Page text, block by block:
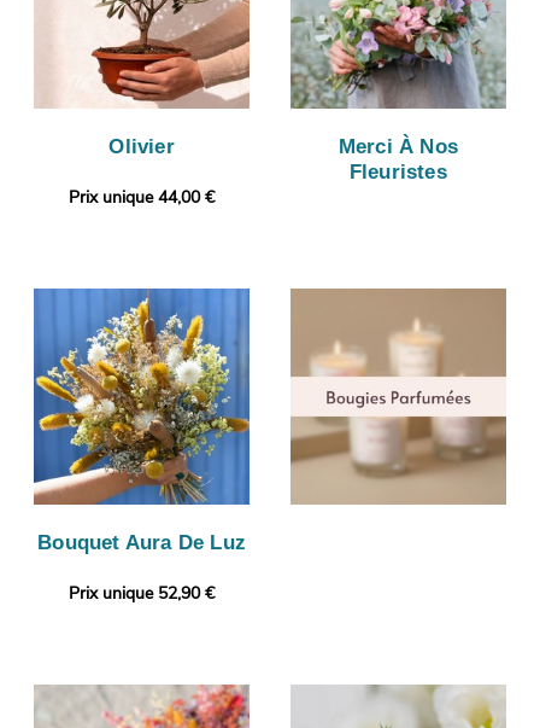
Olivier
Prix unique 44,00 €
Merci À Nos
Fleuristes
Bouquet Aura De Luz
Prix unique 52,90 €